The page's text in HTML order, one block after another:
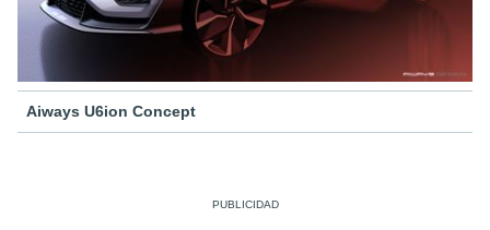
Aiways U6ion Concept